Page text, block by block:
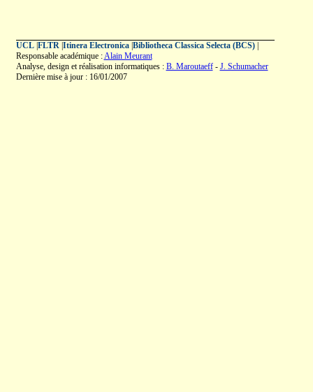
UCL| FLTR| Itinera Electronica| Bibliotheca Classica Selecta (BCS)|
Responsable académique :Alain Meurant
Analyse, design et réalisation informatiques : B. Maroutaeff- J. Schumacher
Dernière mise à jour : 16/01/2007